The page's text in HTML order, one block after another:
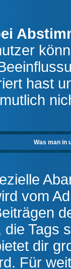
hast
Was man in
vom
Tags
dir
Für